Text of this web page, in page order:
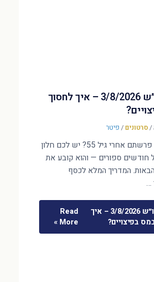
חזק בעו״ש 3/8/2026 – איך לחסוך
/סרטונים / פיטר
פוטרתם או פרשתם אחרי גיל 55? יש לכם חלון
חודשים ספורים — והוא קובע את
הבאות. המדריך המלא לכסף
…
חזק בעו״ש 3/8/2026 – איך
בפיצויים?
Read
More »